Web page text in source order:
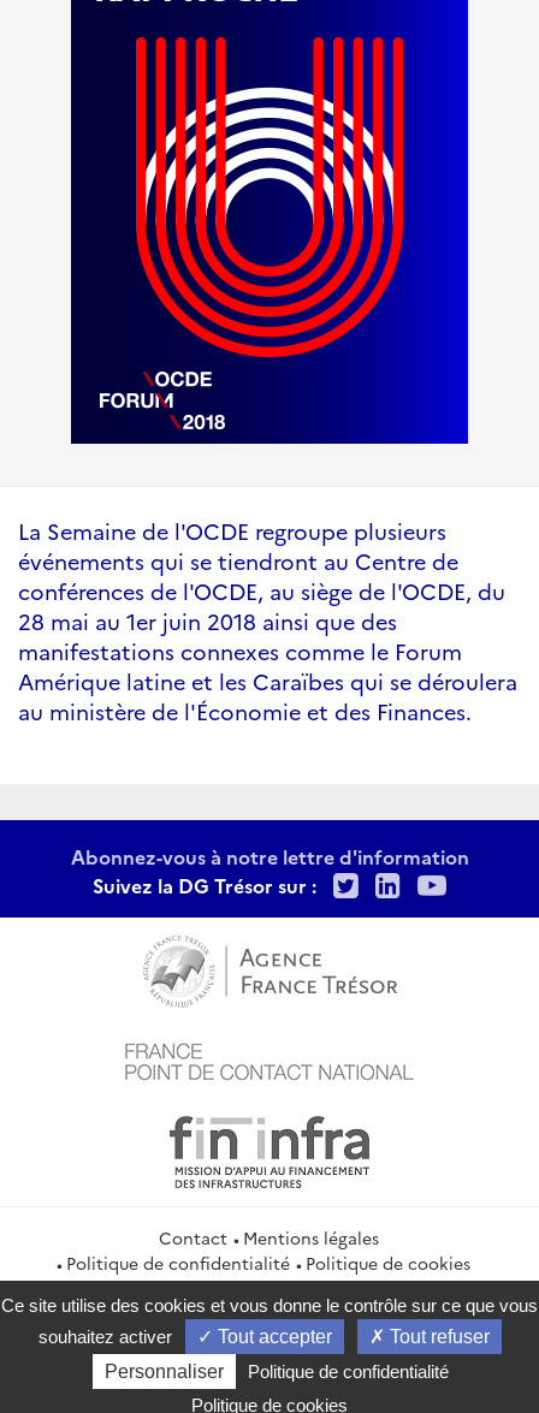
La Semaine de l'OCDE regroupe plusieurs
événements qui se tiendront au Centre de
conférences de l'OCDE, au siège de l'OCDE, du
28 mai au 1er juin 2018 ainsi que des
manifestations connexes comme le Forum
Amérique latine et les Caraïbes qui se déroulera
au ministère de l'Économie et des Finances.
Abonnez-vous à notre lettre d'information
Suivez la DG Trésor sur :
TwitterLinkedIn
Contact
Mentions légales
Politique de confidentialité
Politique de cookies
Gestion des cookies
Flux RSS
service-public.gouv.fr
legifrance.gouv.fr
info.gouv.fr
data.gouv.fr
2026 Direction générale du Trésor
Ce site utilise des cookies et vous donne le contrôle sur ce que vous
souhaitez activer
Tout accepter
Tout refuser
Personnaliser
Politique de confidentialité
Politique de cookies